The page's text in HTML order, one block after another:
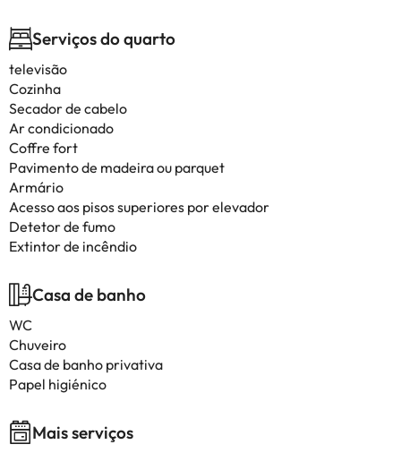
Serviços do quarto
televisão
Cozinha
Secador de cabelo
Ar condicionado
Coffre fort
Pavimento de madeira ou parquet
Armário
Acesso aos pisos superiores por elevador
Detetor de fumo
Extintor de incêndio
Casa de banho
WC
Chuveiro
Casa de banho privativa
Papel higiénico
Mais serviços